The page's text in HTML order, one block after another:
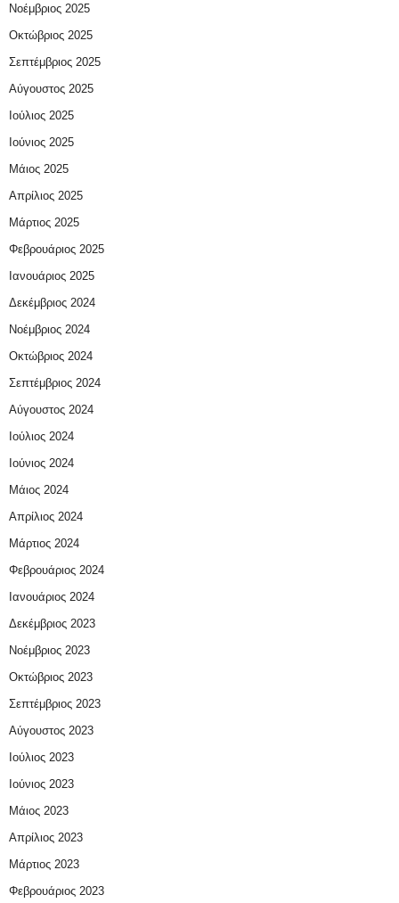
Νοέμβριος 2025
Οκτώβριος 2025
Σεπτέμβριος 2025
Αύγουστος 2025
Ιούλιος 2025
Ιούνιος 2025
Μάιος 2025
Απρίλιος 2025
Μάρτιος 2025
Φεβρουάριος 2025
Ιανουάριος 2025
Δεκέμβριος 2024
Νοέμβριος 2024
Οκτώβριος 2024
Σεπτέμβριος 2024
Αύγουστος 2024
Ιούλιος 2024
Ιούνιος 2024
Μάιος 2024
Απρίλιος 2024
Μάρτιος 2024
Φεβρουάριος 2024
Ιανουάριος 2024
Δεκέμβριος 2023
Νοέμβριος 2023
Οκτώβριος 2023
Σεπτέμβριος 2023
Αύγουστος 2023
Ιούλιος 2023
Ιούνιος 2023
Μάιος 2023
Απρίλιος 2023
Μάρτιος 2023
Φεβρουάριος 2023